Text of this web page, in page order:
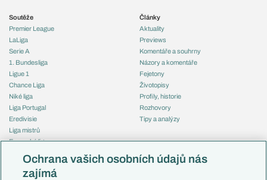
Soutěže
Premier League
LaLiga
Serie A
1. Bundesliga
Ligue 1
Chance Liga
Niké liga
Liga Portugal
Eredivisie
Liga mistrů
Evropská liga
Mistrovství světa
Liga národů
Články
Aktuality
Previews
Komentáře a souhrny
Názory a komentáře
Fejetony
Životopisy
Profily, historie
Rozhovory
Tipy a analýzy
Česko
Ochrana vašich osobních údajů nás
zajímá